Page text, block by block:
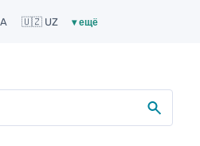
🇺🇿 UZ ▾ ещё